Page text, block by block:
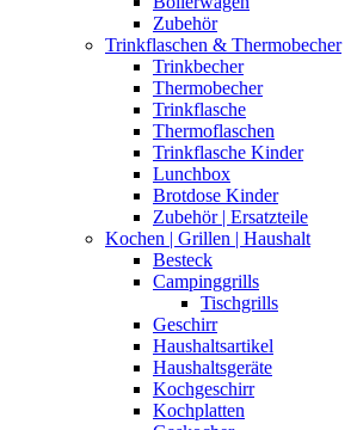
Zubehör
Trinkflaschen & Thermobecher
Trinkbecher
Thermobecher
Trinkflasche
Thermoflaschen
Trinkflasche Kinder
Lunchbox
Brotdose Kinder
Zubehör | Ersatzteile
Kochen | Grillen | Haushalt
Besteck
Campinggrills
Tischgrills
Geschirr
Haushaltsartikel
Haushaltsgeräte
Kochgeschirr
Kochplatten